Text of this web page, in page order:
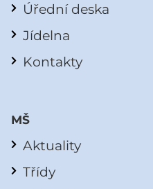
Úřední deska
Jídelna
Kontakty
MŠ
Aktuality
Třídy